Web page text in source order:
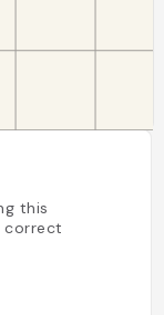
this
correct